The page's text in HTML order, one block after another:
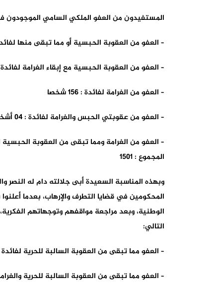
المستفيدون من العفو الملكي السامي الموجودون في حالة سراح
– العفو من العقوبة الحبسية أو مما تبقى منها لفائدة : 61
– العفو من العقوبة الحبسية مع إبقاء الغرامة لفائدة : 08
– العفو من الغرامة لفائدة : 156 شخصا
– العفو من عقوبتي الحبس والغرامة لفائدة : 04 أشخاص
– العفو من الغرامة ومما تبقى من العقوبة الحبسية لفائدة : 02
المجموع : 1501
وبهذه المناسبة السعيدة أبى جلالته دام له
المحكومين في قضايا التطرف والإرهاب، بعدما
التالي:
– العفو مما تبقى من العقوبة السالبة للحرية لفائدة : 05
– العفو مما تبقى من العقوبة السالبة للحرية والغرامة